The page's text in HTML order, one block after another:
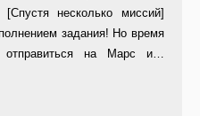
несколько миссий]
задания! Но время
на Марс и…